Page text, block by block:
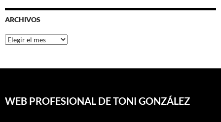
ARCHIVOS
Archivos
WEB PROFESIONAL DE TONI GONZÁLEZ